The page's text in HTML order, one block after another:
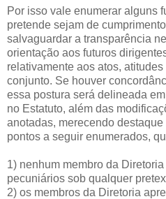
Por isso vale enumerar alguns
pretende sejam de
salvaguardar a transparência
orientação aos futuros
relativamente aos atos,
conjunto. Se houver
essa postura será delineada
no Estatuto, além das
anotadas, merecendo
pontos a seguir enumerados,
1) nenhum membro da
pecuniários sob qualquer
2) os membros da Diretoria